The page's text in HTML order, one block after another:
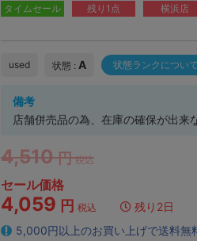
タイムセール 残り1点 横浜店
used 状態 : A 状態ランクについて
備考
店舗併売品の為、在庫の確保が出来
4,510 円 税込
セール価格
4,059 円 税込
残り2日
5,000円以上のお買い上げで送料無